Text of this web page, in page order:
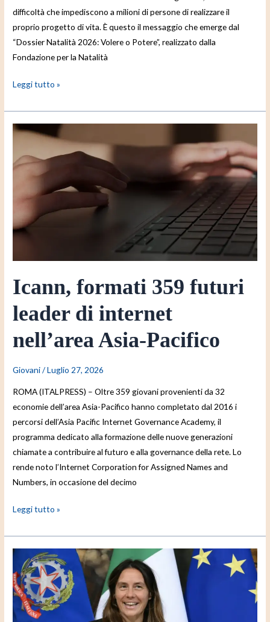
difficoltà che impediscono a milioni di persone di realizzare il
proprio progetto di vita. È questo il messaggio che emerge dal
“Dossier Natalità 2026: Volere o Potere”, realizzato dalla
Fondazione per la Natalità
Leggi tutto »
Icann, formati 359 futuri
leader di internet
nell’area Asia-Pacifico
Giovani/Luglio 27, 2026
ROMA (ITALPRESS) – Oltre 359 giovani provenienti da 32
economie dell’area Asia-Pacifico hanno completato dal 2016 i
percorsi dell’Asia Pacific Internet Governance Academy, il
programma dedicato alla formazione delle nuove generazioni
chiamate a contribuire al futuro e alla governance della rete. Lo
rende noto l’Internet Corporation for Assigned Names and
Numbers, in occasione del decimo
Icann,
359
futuri
internet
nell’area
Leggi tutto »
Locatelli
“Investiamo
sul
lavoro
e